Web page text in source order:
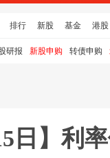
排行 新股 基金 港股
研报 新股申购 转债申购
日】利